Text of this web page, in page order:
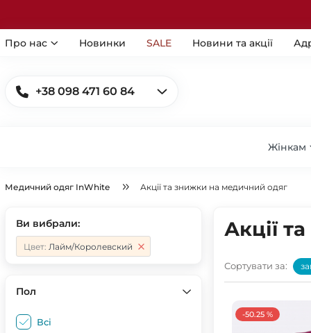
Про нас Новинки SALE Новини та акції
+38 098 471 60 84
Жінкам
Медичний одяг InWhite Акції та знижки на медичний одяг
Ви вибрали:
Цвет: Лайм/Королевский
Пол
Всі
Акції
Сортувати за:
-50.25 %